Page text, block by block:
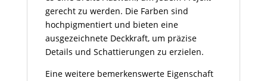
gerecht zu werden. Die Farben sind
hochpigmentiert und bieten eine
ausgezeichnete Deckkraft, um präzise
Details und Schattierungen zu erzielen.
Eine weitere bemerkenswerte Eigenschaft